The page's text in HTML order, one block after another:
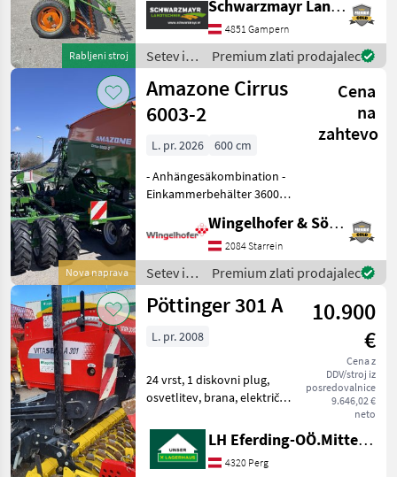
Rabljeni stroj
prehodih - s podvozjem - z
500-litrskim rezervoarjem
za seme - s k
Schwarzmayr Landtechnik GmbH - Gampern
4851 Gampern
Setev in
nega /
Amazone
Premium zlati prodajalec
Nova naprava
Amazone Cirrus
6003-2
Cena
na
zahtevo
L. pr. 2026
600 cm
- Anhängesäkombination -
Einkammerbehälter 3600l -
Seitlicher Ladesteg - LED
Beleuchtung für die
Straßenfahrt -
Fahrwerksschwinge -
Telesko
Wingelhofer & Söhne GmbH
2084 Starrein
Setev in
nega /
Amazone
Premium zlati prodajalec
Pöttinger 301 A
10.900
€
Cena z
DDV/stroj iz
posredovalnice
9.646,02 €
neto
L. pr. 2008
24 vrst, 1 diskovni plug,
osvetlitev, brana, električno
medvrstni razmik 2, 10 m, 3
vrste enokolutni lemež,
konvencionalno, vklop
LH Eferding-OÖ.Mitte, Perg
4320 Perg